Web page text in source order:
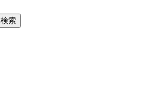
検索